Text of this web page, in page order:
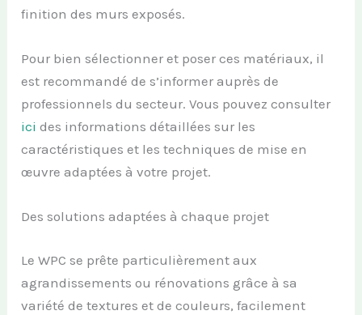
finition des murs exposés.
Pour bien sélectionner et poser ces matériaux, il
est recommandé de s’informer auprès de
professionnels du secteur. Vous pouvez consulter
ici des informations détaillées sur les
caractéristiques et les techniques de mise en
œuvre adaptées à votre projet.
Des solutions adaptées à chaque projet
Le WPC se prête particulièrement aux
agrandissements ou rénovations grâce à sa
variété de textures et de couleurs, facilement